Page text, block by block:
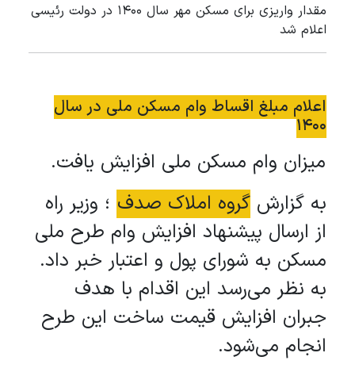
مقدار واریزی برای مسکن مهر سال 1400 در دولت رئیسی
اعلام شد
اعلام مبلغ اقساط وام مسکن ملی در سال
1400
میزان وام مسکن ملی افزایش یافت.
به گزارش گروه املاک صدف ؛ وزیر راه
از ارسال پیشنهاد افزایش وام طرح ملی
مسکن به شورای پول و اعتبار خبر داد.
به نظر می‌رسد این اقدام با هدف
جبران افزایش قیمت ساخت این طرح
انجام می‌شود.